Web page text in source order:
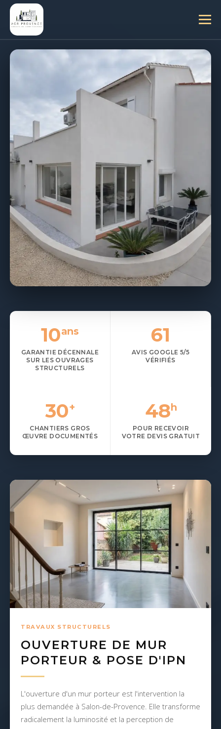
GARANTIE DÉCENNALE
MAÇONNERIE À
SALON-DE-
PROVENCE—
DU GROS ŒUVRE
AUX FINITIONS
ACR Provence réalise l'ensemble de vos travaux
de maçonnerie : ouvertures structurelles,
extensions maçonnées, dalles béton, enduits de
façade et murs de soutènement. Nous
intervenons sur tous les types de bâti, ancien
comme contemporain, dans un rayon de 30 km
autour de Salon-de-Provence.
DEMANDER UN DEVIS GRATUIT
04 65 01 12 04
10ans
GARANTIE DÉCENNALE
SUR LES OUVRAGES
STRUCTURELS
61
AVIS GOOGLE 5/5
VÉRIFIÉS
30+
CHANTIERS GROS
ŒUVRE DOCUMENTÉS
48h
POUR RECEVOIR
VOTRE DEVIS GRATUIT
TRAVAUX STRUCTURELS
OUVERTURE DE MUR
PORTEUR & POSE D'IPN
L'ouverture d'un mur porteur est l'intervention la
plus demandée à Salon-de-Provence. Elle transforme
radicalement la luminosité et la perception de